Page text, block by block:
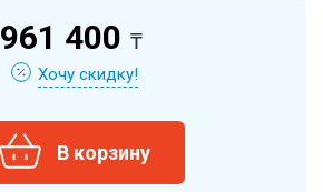
961 400 ₸
Хочу скидку!